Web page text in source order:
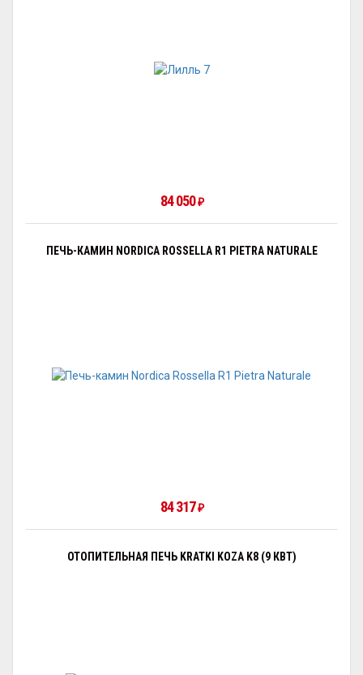
84 050 ₽
ПЕЧЬ-КАМИН NORDICA ROSSELLA R1 PIETRA NATURALE
84 317 ₽
ОТОПИТЕЛЬНАЯ ПЕЧЬ KRATKI KOZA K8 (9 КВТ)